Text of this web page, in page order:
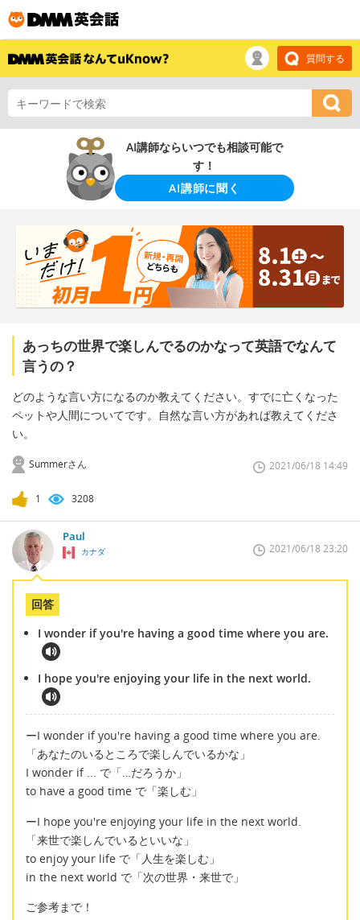
質問する
AI講師ならいつでも相談可能で
す！
AI講師に聞く
あっちの世界で楽しんでるのかなって英語でなんて
言うの？
どのような言い方になるのか教えてください。すでに亡くなった
ペットや人間についてです。自然な言い方があれば教えてくださ
い。
Summerさん 2021/06/18 14:49
1 3208
Paul
カナダ 2021/06/18 23:20
回答
I wonder if you're having a good time where you are.
I hope you're enjoying your life in the next world.
ーI wonder if you're having a good time where you are.
「あなたのいるところで楽しんでいるかな」
I wonder if ... で「…だろうか」
to have a good time で「楽しむ」
ーI hope you're enjoying your life in the next world.
「来世で楽しんでいるといいな」
to enjoy your life で「人生を楽しむ」
in the next world で「次の世界・来世で」
ご参考まで！